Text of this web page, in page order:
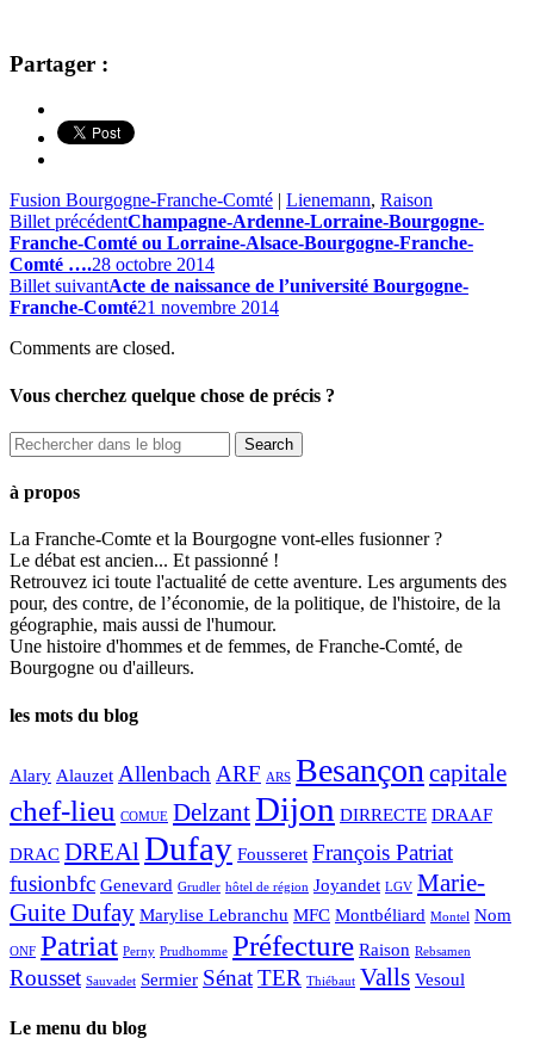
Partager :
Fusion Bourgogne-Franche-Comté | Lienemann, Raison
Billet précédentChampagne-Ardenne-Lorraine-Bourgogne-
Franche-Comté ou Lorraine-Alsace-Bourgogne-Franche-
Comté ….28 octobre 2014
Billet suivantActe de naissance de l’université Bourgogne-
Franche-Comté21 novembre 2014
Comments are closed.
Vous cherchez quelque chose de précis ?
à propos
La Franche-Comte et la Bourgogne vont-elles fusionner ?
Le débat est ancien... Et passionné !
Retrouvez ici toute l'actualité de cette aventure. Les arguments des
pour, des contre, de l’économie, de la politique, de l'histoire, de la
géographie, mais aussi de l'humour.
Une histoire d'hommes et de femmes, de Franche-Comté, de
Bourgogne ou d'ailleurs.
les mots du blog
Alary Alauzet Allenbach ARF ARS Besançon capitale
chef-lieu COMUE DelzantDijon DIRRECTE DRAAF
DRAC DREAlDufay Fousseret François Patriat
fusionbfc Genevard Grudler hôtel de région Joyandet LGV Marie-
Guite Dufay Marylise Lebranchu MFC Montbéliard Montel Nom
ONF Patriat Perny Prudhomme Préfecture Raison Rebsamen
Rousset Sauvadet Sermier SénatTER Thiébaut Valls Vesoul
Le menu du blog